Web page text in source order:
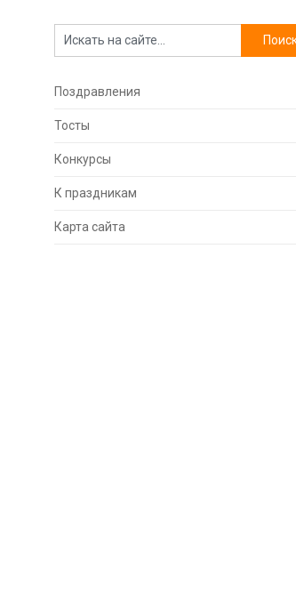
Поздравления
Тосты
Конкурсы
К праздникам
Карта сайта